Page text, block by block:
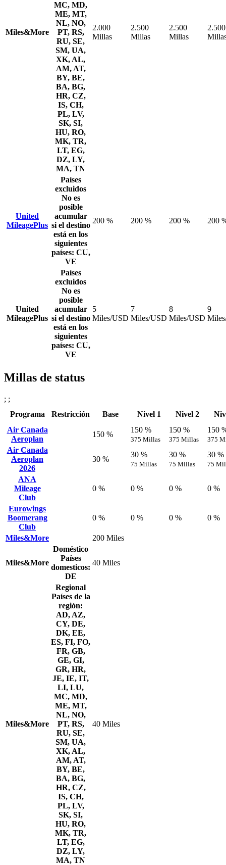
Miles&More
MC, MD,
ME, MT,
NL, NO,
PT, RS,
RU, SE,
SM, UA,
XK, AL,
AM, AT,
BY, BE,
BA, BG,
HR, CZ,
IS, CH,
PL, LV,
SK, SI,
HU, RO,
MK, TR,
LT, EG,
DZ, LY,
MA, TN
2.000
Millas
2.500
Millas
2.500
Millas
2.500
United
MileagePlus
Países
excluidos
No es
posible
acumular
si el destino
está en los
siguientes
países: CU,
VE
200 % 200 % 200 % 200
United
MileagePlus
Países
excluidos
No es
posible
acumular
si el destino
está en los
siguientes
países: CU,
VE
5
Miles/USD
7
Miles/USD
8
Miles/USD
9
Millas de status
; ;
Programa
Restricción Base Nivel 1 Nivel 2
Air Canada
Aeroplan
150 %
150 %
375 Millas
150 %
375 Millas
150
375
Air Canada
Aeroplan
2026
30 %
30 %
75 Millas
30 %
75 Millas
30 %
75
ANA
Mileage
Club
0 % 0 % 0 % 0 %
Eurowings
Boomerang
Club
0 % 0 % 0 % 0 %
Miles&More 200 Miles
Miles&More
Doméstico
Países
domesticos:
DE
40 Miles
Miles&More
Regional
Países de la
región:
AD, AZ,
CY, DE,
DK, EE,
ES, FI, FO,
FR, GB,
GE, GI,
GR, HR,
JE, IE, IT,
LI, LU,
MC, MD,
ME, MT,
NL, NO,
PT, RS,
RU, SE,
SM, UA,
XK, AL,
AM, AT,
BY, BE,
BA, BG,
HR, CZ,
IS, CH,
PL, LV,
SK, SI,
HU, RO,
MK, TR,
LT, EG,
DZ, LY,
MA, TN
40 Miles